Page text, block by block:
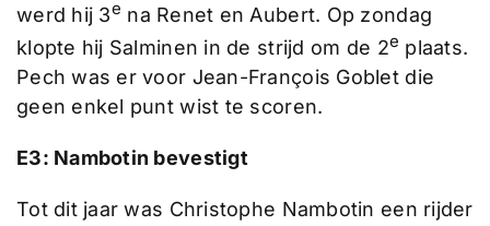
werd hij 3e na Renet en Aubert. Op zondag
klopte hij Salminen in de strijd om de 2e plaats.
Pech was er voor Jean-François Goblet die
geen enkel punt wist te scoren.
E3: Nambotin bevestigt
Tot dit jaar was Christophe Nambotin een rijder